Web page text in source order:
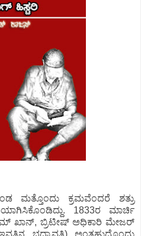
ಮತ್ತೊಂದು ಕ್ರಮವೆಂದರೆ ಶತ್ರು
1833ರ ಮಾರ್ಚಿ
ಖಾನ್, ಬ್ರಿಟೀಷ್ ಅಧಿಕಾರಿ ಮೇಜರ್
ಭದ್ರಾವತಿ) ಅಂತಹುದೊಂದು